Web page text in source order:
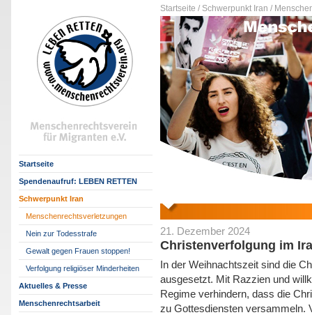
Startseite / Schwerpunkt Iran /
Startseite
Spendenaufruf: LEBEN RETTEN
Schwerpunkt Iran
Menschenrechtsverletzungen
Nein zur Todesstrafe
Gewalt gegen Frauen stoppen!
Verfolgung religiöser Minderheiten
Aktuelles & Presse
Menschenrechtsarbeit
21. Dezember 2024
Christenverfolgung im
In der Weihnachtszeit sind die
ausgesetzt. Mit Razzien und
Regime verhindern, dass die
zu Gottesdiensten versammeln.